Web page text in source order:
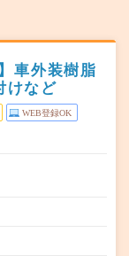
車外装樹脂
けなど
WEB登録OK